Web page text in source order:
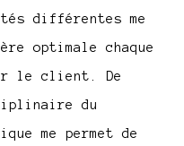
différentes me
optimale chaque
le client. De
du
me permet de